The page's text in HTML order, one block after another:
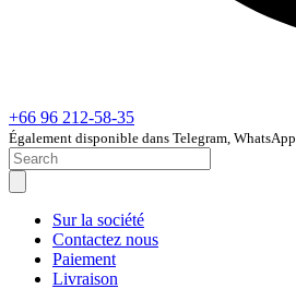
+66 96 212-58-35
Également disponible dans Telegram, WhatsApp
Sur la société
Contactez nous
Paiement
Livraison